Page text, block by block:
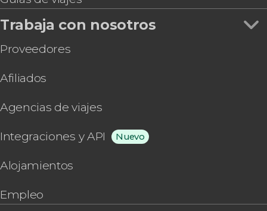
Trabaja con nosotros
Proveedores
Afiliados
Agencias de viajes
Integraciones y API Nuevo
Alojamientos
Empleo